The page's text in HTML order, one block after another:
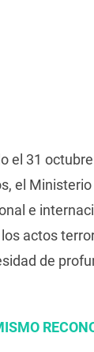
31
el
e
actos
de